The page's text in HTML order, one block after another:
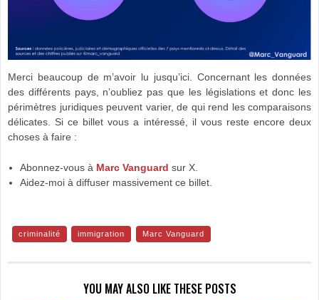
Merci beaucoup de m’avoir lu jusqu’ici. Concernant les données
des différents pays, n’oubliez pas que les législations et donc les
périmètres juridiques peuvent varier, de qui rend les comparaisons
délicates. Si ce billet vous a intéressé, il vous reste encore deux
choses à faire :
Abonnez-vous à Marc Vanguard sur X.
Aidez-moi à diffuser massivement ce billet.
criminalité immigration Marc Vanguard
YOU MAY ALSO LIKE THESE POSTS